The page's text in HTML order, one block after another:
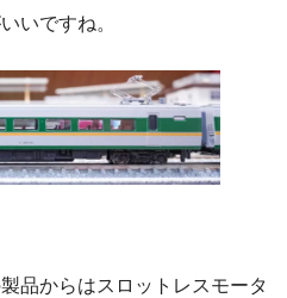
いですね。
品からはスロットレスモータ